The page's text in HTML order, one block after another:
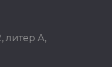
литер А,